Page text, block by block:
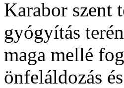
Karabor szent
gyógyítás
maga mellé
önfeláldozás